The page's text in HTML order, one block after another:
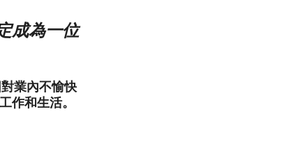
成為一位
業內不愉快
作和生活。